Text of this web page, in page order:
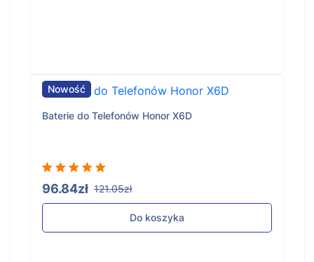
Nowość
Baterie do Telefonów Honor X6D
96.84zł 121.05zł
Do koszyka